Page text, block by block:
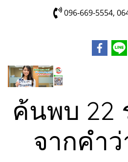
096-669-5554,
ค้นพบ 22
จากคำ